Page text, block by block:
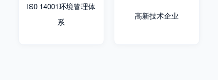
IS0 14001环境管理体
系
高新技术企业